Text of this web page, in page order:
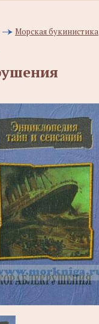
Морская букинистика